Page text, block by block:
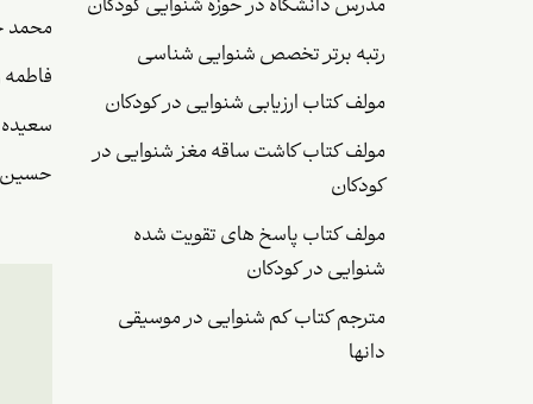
مدرس دانشگاه در حوزه شنوایی کودکان
رتبه برتر تخصص شنوایی شناسی
مولف کتاب ارزیابی شنوایی در کودکان
مولف کتاب کاشت ساقه مغز شنوایی در
کودکان
مولف کتاب پاسخ های تقویت شده
شنوایی در کودکان
مترجم کتاب کم شنوایی در موسیقی
دانها
محمد
حسین